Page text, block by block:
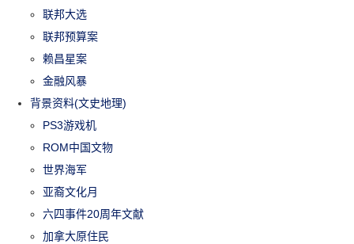
联邦大选
联邦预算案
赖昌星案
金融风暴
背景资料(文史地理)
PS3游戏机
ROM中国文物
世界海军
亚裔文化月
六四事件20周年文献
加拿大原住民